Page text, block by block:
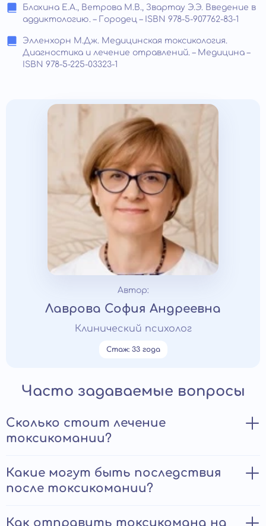
Блохина Е.А., Ветрова М.В., Звартау Э.Э. Введение в
аддиктологию. – Городец – ISBN 978-5-907762-83-1
Элленхорн М.Дж. Медицинская токсикология.
Диагностика и лечение отравлений. – Медицина –
ISBN 978-5-225-03323-1
Автор:
Лаврова София Андреевна
Клинический психолог
Стаж: 33 года
Часто задаваемые вопросы
Сколько стоит лечение
токсикомании?
Стоимость зависит от формы зависимости,
продолжительности курса и выбранного формата —
стационарного или амбулаторного. В цену входит
психотерапия и наблюдение специалистов. Точная
Какие могут быть последствия
после токсикомании?
Даже после прекращения употребления сохраняются
Как отправить токсикомана на